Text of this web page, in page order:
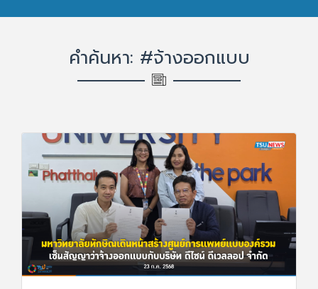
คำค้นหา: #จ้างออกแบบ